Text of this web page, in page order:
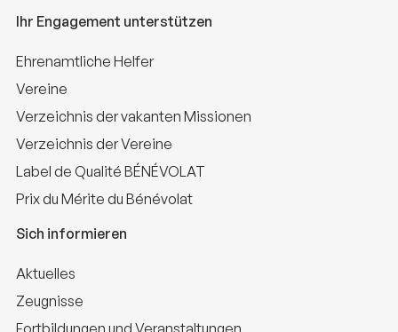
Ihr Engagement unterstützen
Ehrenamtliche Helfer
Vereine
Verzeichnis der vakanten Missionen
Verzeichnis der Vereine
Label de Qualité BÉNÉVOLAT
Prix du Mérite du Bénévolat
Sich informieren
Aktuelles
Zeugnisse
Fortbildungen und Veranstaltungen